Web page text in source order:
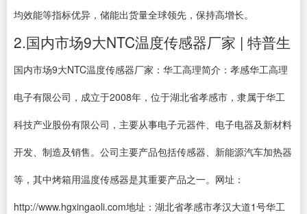
均效能等指标优异，储能出货量全球领先，保持高增长。
2.国内市场9大NTC温度传感器厂家 | 特普生
国内市场9大NTC温度传感器厂家：华工高理简介：孝感华工高理
电子有限公司，成立于2008年，位于湖北省孝感市，隶属于华工
科技产业股份有限公司，主要从事电子元器件、电子电器及新材料
开发、制造及销售。公司主要产品包括传感器、新能源汽车加热器
等，其中烤箱用温度传感器是其重要产品之一。网址：
http://www.hgxingaoli.com地址：湖北省孝感市孝汉大道1号华工